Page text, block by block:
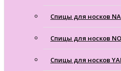
Спицы для носков
Спицы для носков
Спицы для носков